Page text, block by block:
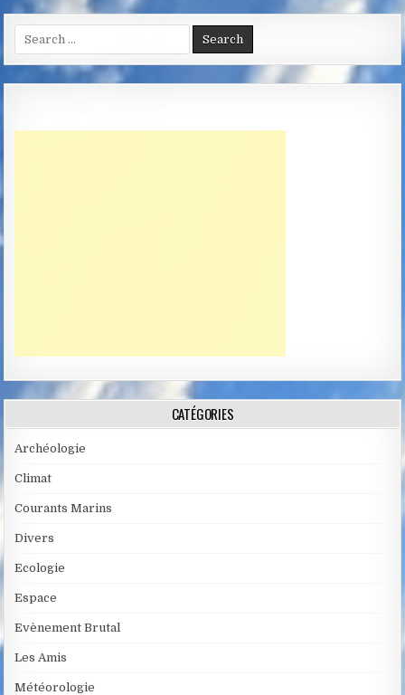
for:
CATÉGORIES
Archéologie
Climat
Courants Marins
Divers
Ecologie
Espace
Evènement Brutal
Les Amis
Météorologie